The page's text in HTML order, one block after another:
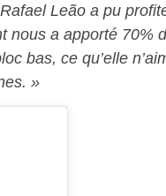
Leão a pu
nous a apporté 70%
bas, ce qu’elle
»